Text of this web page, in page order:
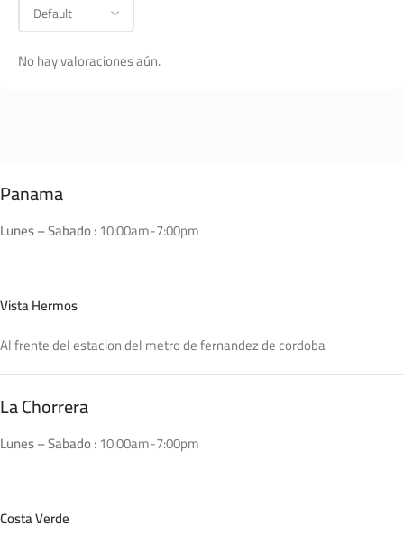
No hay valoraciones aún.
Panama
Lunes – Sabado :10:00am-7:00pm
Vista Hermos
Al frente del estacion del metro de fernandez de cordoba
La Chorrera
Lunes – Sabado :10:00am-7:00pm
Costa Verde